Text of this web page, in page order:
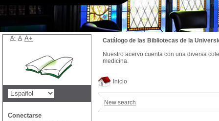
Inicio
New search
Catálogo de las Bibliotecas de la
Nuestro acervo cuenta con una diversa
medicina.
A- A A+
Conectarse